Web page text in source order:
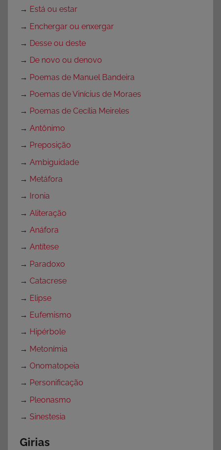
→ Está ou estar
→ Enchergar ou enxergar
→ Desse ou deste
→ De novo ou denovo
→ Poemas de Manuel Bandeira
→ Poemas de Vinícius de Moraes
→ Poemas de Cecília Meireles
→ Antônimo
→ Preposição
→ Ambiguidade
→ Metáfora
→
Ironia
→ Aliteração
→ Anáfora
→ Antítese
→ Paradoxo
→ Catacrese
→ Elipse
→ Eufemismo
→ Hipérbole
→ Metonímia
→ Onomatopeia
→ Personificação
→ Pleonasmo
→ Sinestesia
Girias